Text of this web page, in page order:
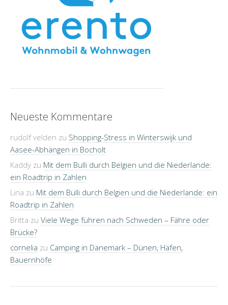
Neueste Kommentare
rudolf velden zu Shopping-Stress in Winterswijk und
Aasee-Abhängen in Bocholt
Kaddy zu Mit dem Bulli durch Belgien und die Niederlande:
ein Roadtrip in Zahlen
Lina zu Mit dem Bulli durch Belgien und die Niederlande: ein
Roadtrip in Zahlen
Britta zu Viele Wege führen nach Schweden – Fähre oder
Brücke?
cornelia zu Camping in Dänemark – Dünen, Häfen,
Bauernhöfe